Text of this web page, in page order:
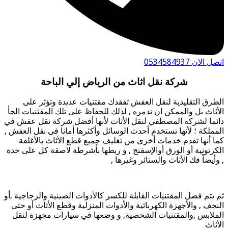
الان 0534584937
شركة نقل اثاث من الرياض إلي الباحة
التقليدية لنقل العفش تفقدك مقتنيات عديدة وتؤثر على
بل والممكن ان تدمره , لذلك للحفاظ على تلك المقتنيات الجأ
لشركة المصطفي لنقل الأثاث لأنها أفضل شركة نقل عفش في
؛ لأنها تستخدم أحدث الوسائل وأكثرها أمانا فى نقل العفش ,
أنها تقدم خدمات أخرى من تغليف جميع قطع الأثاث بالأغلفة
أو الورق أوالإسفنج , و ربطها بأشرطة لاصقة كل على حدة
فك الأثاث والستائر وغيرها ,
يتم فصل المقتنيات القابلة للكسر كالأدوات الصينية والزجاجية ,أو
, والأجهزة الكهربائية والأدوات المنزلية وقطع الأثاث أو حتى
,والمقتنيات الشخصية, و وضعها في سيارات مجهزة لنقل